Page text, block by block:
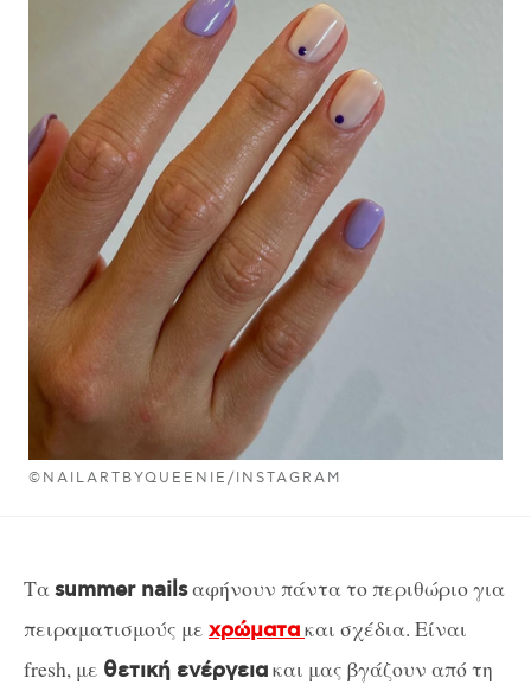
©NAILARTBYQUEENIE/INSTAGRAM
Ταsummer nailsαφήνουν πάντα το περιθώριο για
πειραματισμούς με χρώματακαι σχέδια. Είναι
fresh, με θετική ενέργειακαι μας βγάζουν από τη